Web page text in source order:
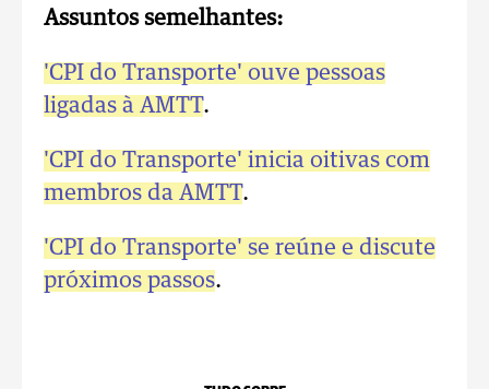
Assuntos semelhantes:
'CPI do Transporte' ouve pessoas
ligadas à AMTT.
'CPI do Transporte' inicia oitivas com
membros da AMTT.
'CPI do Transporte' se reúne e discute
próximos passos.